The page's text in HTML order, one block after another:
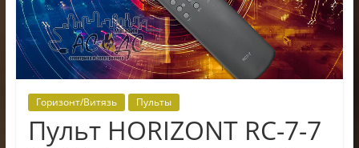
Горизонт/Витязь Пульты
Пульт HORIZONT RC-7-7